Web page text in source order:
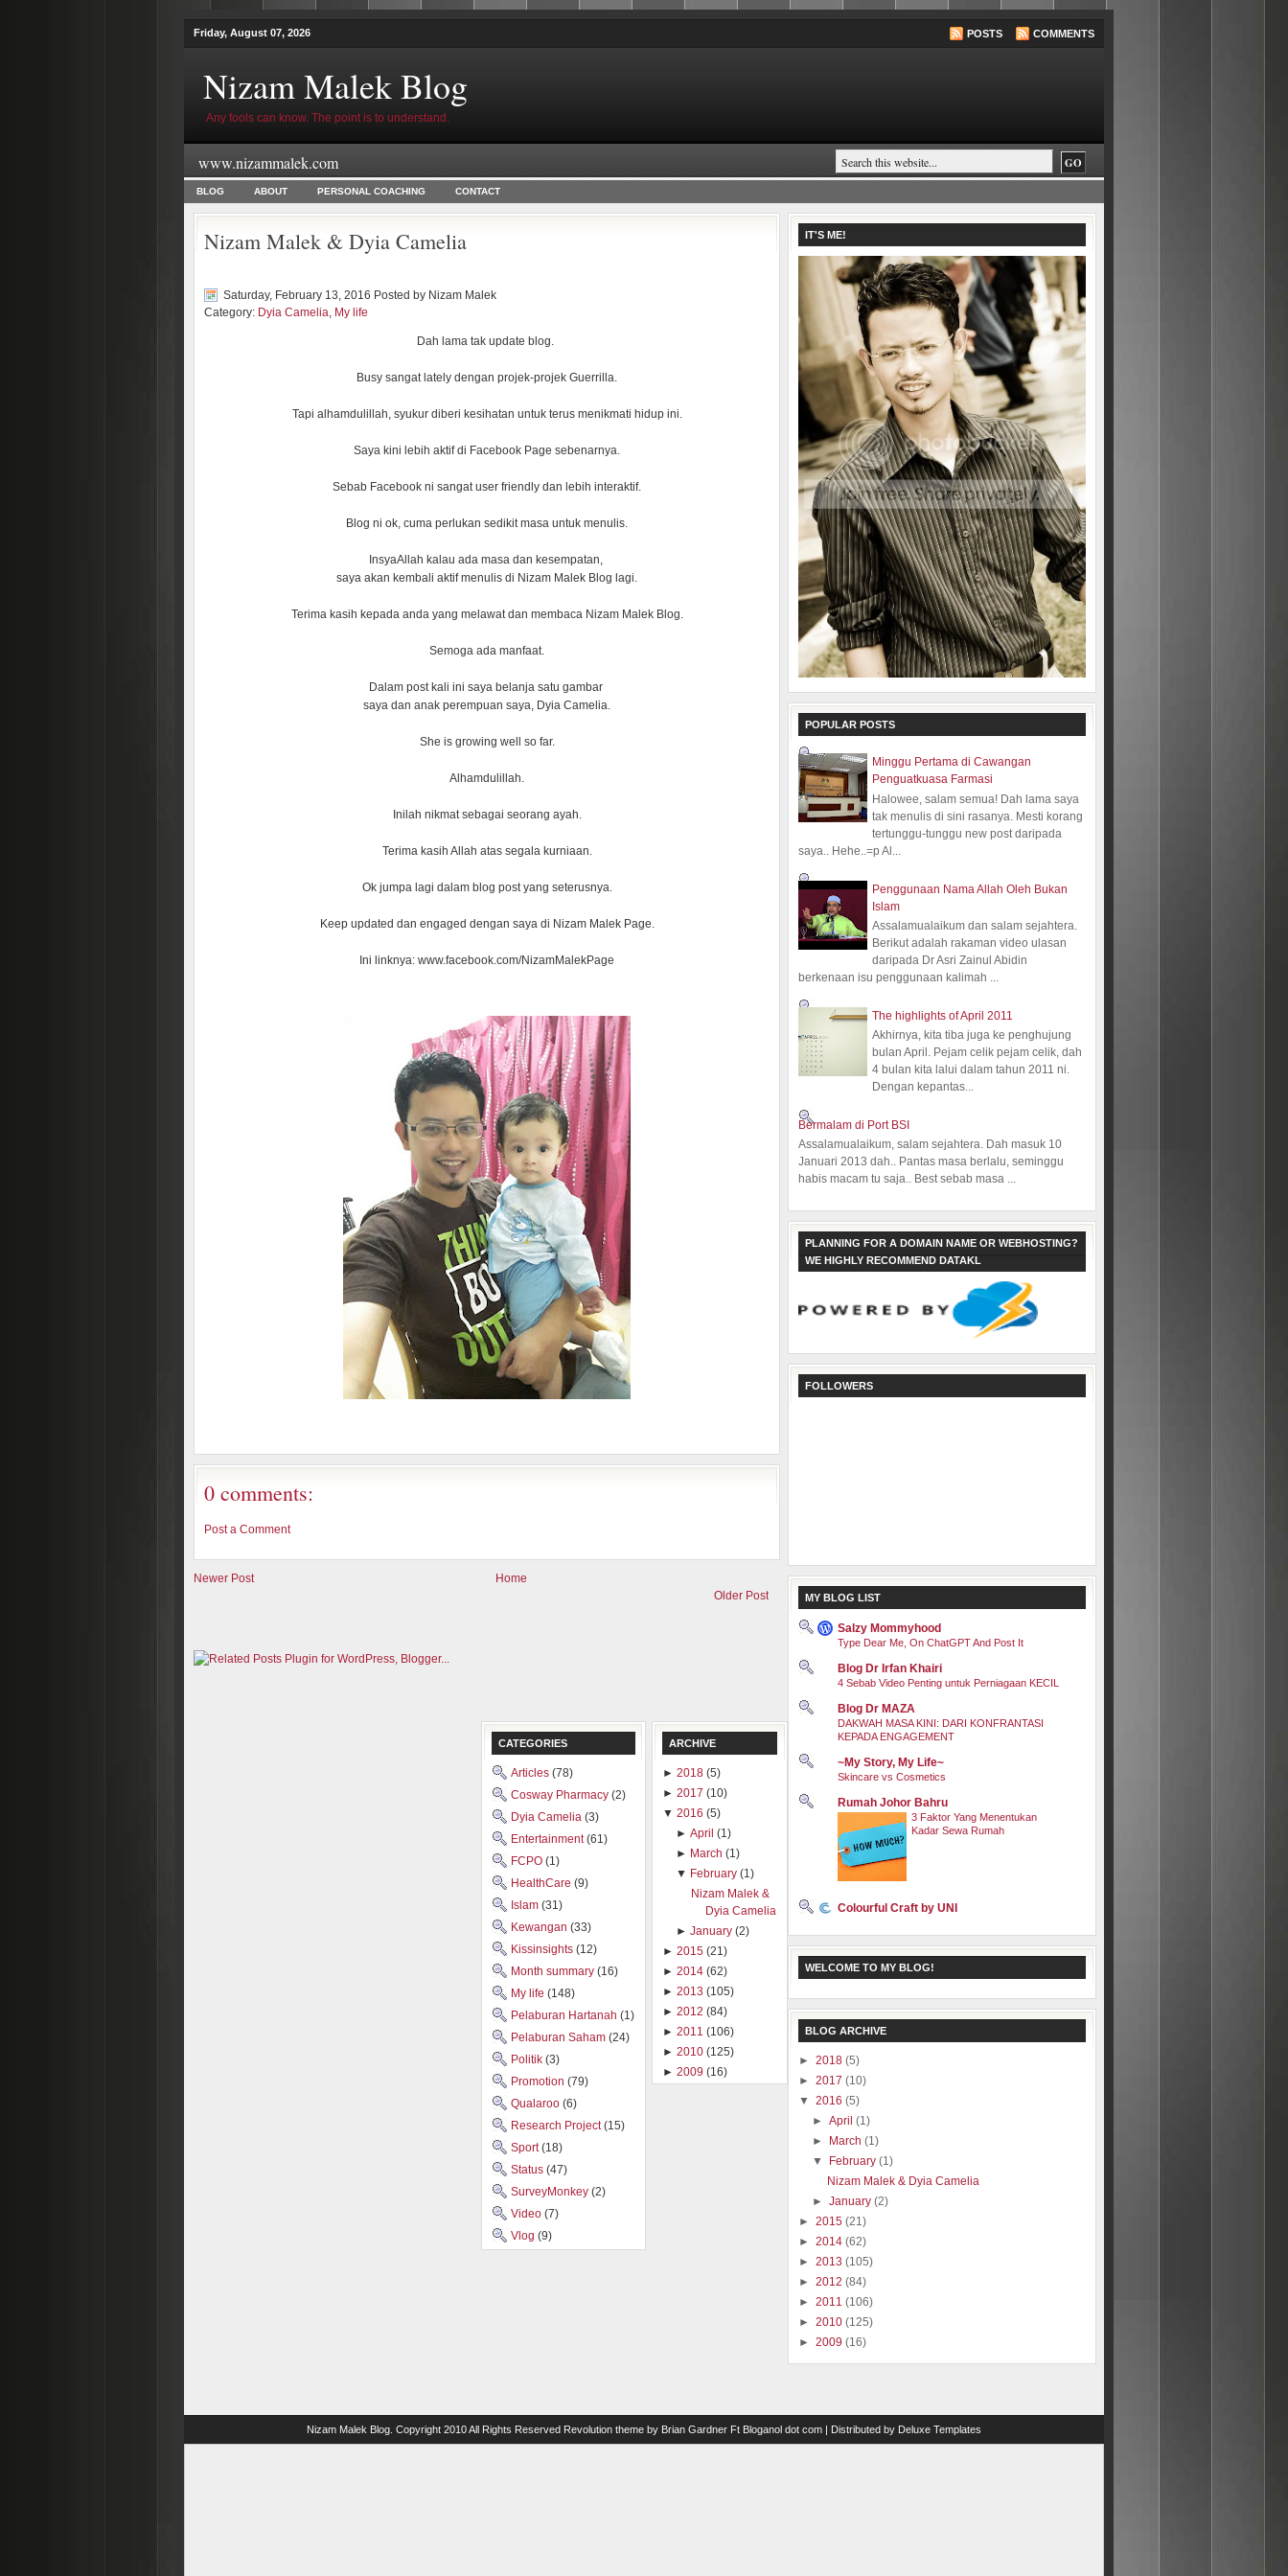
Friday, August 07, 2026 POSTS COMMENTS
Nizam Malek Blog
Any fools can know. The point is to understand.
www.nizammalek.com
BLOG ABOUT PERSONAL COACHING CONTACT
Nizam Malek & Dyia Camelia
Saturday, February 13, 2016 Posted by Nizam Malek
Category: Dyia Camelia, My life
Dah lama tak update blog.
Busy sangat lately dengan projek-projek Guerrilla.
Tapi alhamdulillah, syukur diberi kesihatan untuk terus menikmati hidup ini.
Saya kini lebih aktif di Facebook Page sebenarnya.
Sebab Facebook ni sangat user friendly dan lebih interaktif.
Blog ni ok, cuma perlukan sedikit masa untuk menulis.
InsyaAllah kalau ada masa dan kesempatan,
saya akan kembali aktif menulis di Nizam Malek Blog lagi.
Terima kasih kepada anda yang melawat dan membaca Nizam Malek Blog.
Semoga ada manfaat.
Dalam post kali ini saya belanja satu gambar
saya dan anak perempuan saya, Dyia Camelia.
She is growing well so far.
Alhamdulillah.
Inilah nikmat sebagai seorang ayah.
Terima kasih Allah atas segala kurniaan.
Ok jumpa lagi dalam blog post yang seterusnya.
Keep updated dan engaged dengan saya di Nizam Malek Page.
Ini linknya: www.facebook.com/NizamMalekPage
0 comments:
Post a Comment
Newer Post
Older Post
Home
IT'S ME!
POPULAR POSTS
Minggu Pertama di Cawangan
Penguatkuasa Farmasi
Halowee, salam semua! Dah lama saya
tak menulis di sini rasanya. Mesti korang
tertunggu-tunggu new post daripada
saya.. Hehe..=p Al...
Penggunaan Nama Allah Oleh Bukan
Islam
Assalamualaikum dan salam sejahtera.
Berikut adalah rakaman video ulasan
daripada Dr Asri Zainul Abidin
berkenaan isu penggunaan kalimah ...
The highlights of April 2011
Akhirnya, kita tiba juga ke penghujung
bulan April. Pejam celik pejam celik, dah
4 bulan kita lalui dalam tahun 2011 ni.
Dengan kepantas...
Bermalam di Port BSI
Assalamualaikum, salam sejahtera. Dah masuk 10
Januari 2013 dah.. Pantas masa berlalu, seminggu
habis macam tu saja.. Best sebab masa ...
PLANNING FOR A DOMAIN NAME OR WEBHOSTING?
WE HIGHLY RECOMMEND DATAKL
FOLLOWERS
MY BLOG LIST
Salzy Mommyhood
Type Dear Me, On ChatGPT And Post It
Blog Dr Irfan Khairi
4 Sebab Video Penting untuk Perniagaan KECIL
Blog Dr MAZA
DAKWAH MASA KINI: DARI KONFRANTASI
KEPADA ENGAGEMENT
~My Story, My Life~
Skincare vs Cosmetics
Rumah Johor Bahru
3 Faktor Yang Menentukan
Kadar Sewa Rumah
Colourful Craft by UNI
WELCOME TO MY BLOG!
BLOG ARCHIVE
► 2018 (5)
► 2017 (10)
▼ 2016 (5)
►April(1)
► March(1)
▼ February(1)
Nizam Malek & Dyia Camelia
►January(2)
► 2015 (21)
► 2014 (62)
► 2013 (105)
► 2012 (84)
► 2011 (106)
► 2010 (125)
► 2009 (16)
CATEGORIES
Articles (78)
Cosway Pharmacy (2)
Dyia Camelia (3)
Entertainment(61)
FCPO (1)
HealthCare (9)
Islam (31)
Kewangan (33)
Kissinsights (12)
Month summary (16)
My life (148)
Pelaburan Hartanah (1)
Pelaburan Saham (24)
Politik (3)
Promotion (79)
Qualaroo (6)
Research Project(15)
Sport(18)
Status (47)
SurveyMonkey (2)
Video (7)
Vlog (9)
ARCHIVE
► 2018 (5)
► 2017 (10)
▼ 2016 (5)
►April (1)
► March (1)
▼ February (1)
Nizam Malek &
Dyia Camelia
►January (2)
► 2015 (21)
► 2014 (62)
► 2013 (105)
► 2012 (84)
► 2011 (106)
► 2010 (125)
► 2009 (16)
Nizam Malek Blog . Copyright 2010 All Rights Reserved Revolution theme by Brian Gardner Ft Bloganol dot com | Distributed by Deluxe Templates